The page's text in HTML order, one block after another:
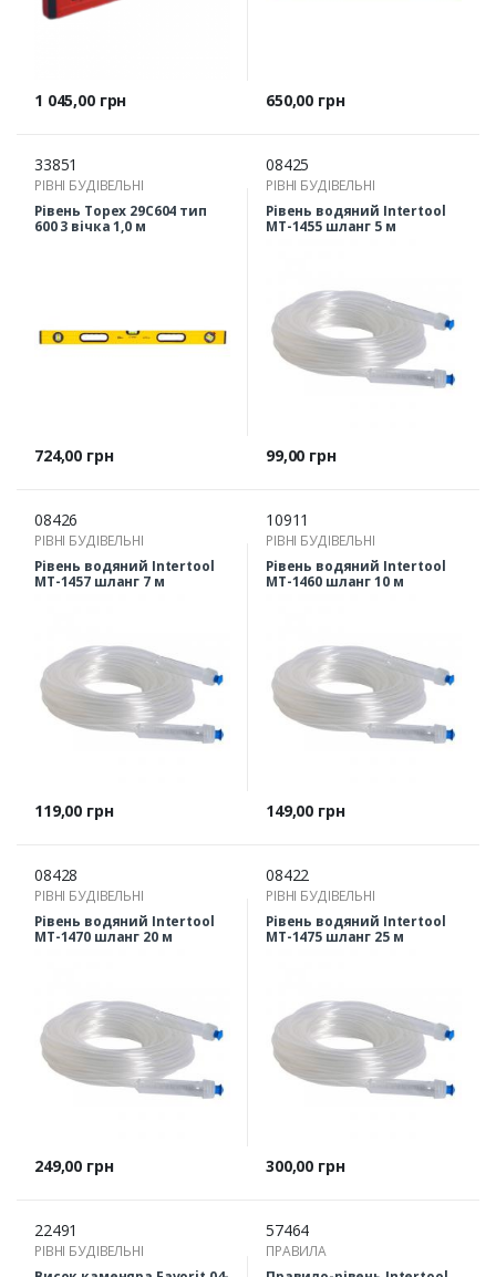
Ціна
1 045,00 грн Ціна
650,00 грн
33851
РІВНІ БУДІВЕЛЬНІ
Рівень Topex 29C604 тип
600 3 вічка 1,0 м
Ціна
724,00 грн
08425
РІВНІ БУДІВЕЛЬНІ
Рівень водяний Intertool
MT-1455 шланг 5 м
Ціна
99,00 грн
08426
РІВНІ БУДІВЕЛЬНІ
Рівень водяний Intertool
MT-1457 шланг 7 м
Ціна
119,00 грн
10911
РІВНІ БУДІВЕЛЬНІ
Рівень водяний Intertool
MT-1460 шланг 10 м
Ціна
149,00 грн
08428
РІВНІ БУДІВЕЛЬНІ
Рівень водяний Intertool
MT-1470 шланг 20 м
Ціна
249,00 грн
08422
РІВНІ БУДІВЕЛЬНІ
Рівень водяний Intertool
MT-1475 шланг 25 м
Ціна
300,00 грн
22491
РІВНІ БУДІВЕЛЬНІ
57464
ПРАВИЛА